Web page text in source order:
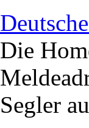
Die
Segler